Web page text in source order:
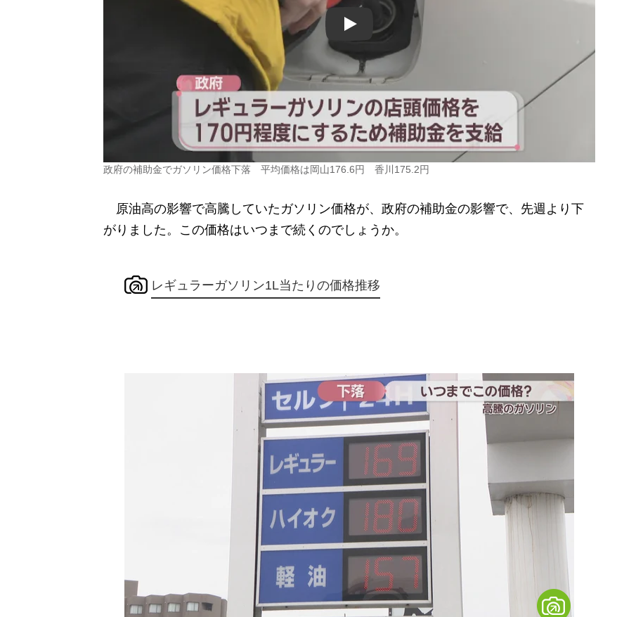
Play
政府の補助金でガソリン価格下落 平均価格は岡山176.6円 香川175.2円
原油高の影響で高騰していたガソリン価格が、政府の補助金の影響で、先週より下
がりました。この価格はいつまで続くのでしょうか。
レギュラーガソリン1L当たりの価格推移